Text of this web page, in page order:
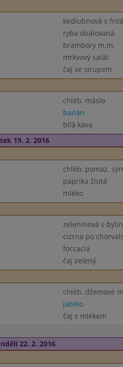
kedlubnová s
ryba obalovaná
brambory m.m.
mrkvový salát
čaj se sirupem
chléb, máslo
banán
bílá káva
19. 2. 2016
chléb, pomaz.
paprika žlutá
mléko
zeleninová s
cizrna po
foccacia
čaj zelený
chléb, džemové
jablko
čaj s mlékem
22. 2. 2016